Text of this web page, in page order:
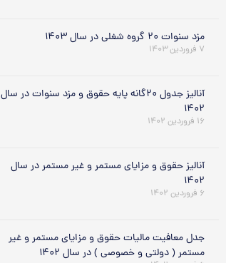
مزد سنوات ۲۰ گروه شغلی در سال ۱۴۰۳
۷ فروردین ۱۴۰۳
آنالیز جدول ۲۰گانه پایه حقوق و مزد سنوات در سال
۱۴۰۲
۱۶ فروردین ۱۴۰۲
آنالیز حقوق و مزایای مستمر و غیر مستمر در سال
۱۴۰۲
۶ فروردین ۱۴۰۲
جدل معافیت مالیات حقوق و مزایای مستمر و غیر
مستمر ( دولتی و خصوصی ) در سال ۱۴۰۲